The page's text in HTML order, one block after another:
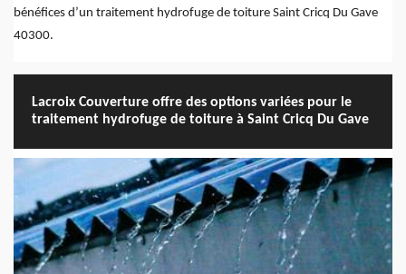
bénéfices d’un traitement hydrofuge de toiture Saint Cricq Du Gave
40300.
Lacroix Couverture offre des options variées pour le
traitement hydrofuge de toiture à Saint Cricq Du Gave